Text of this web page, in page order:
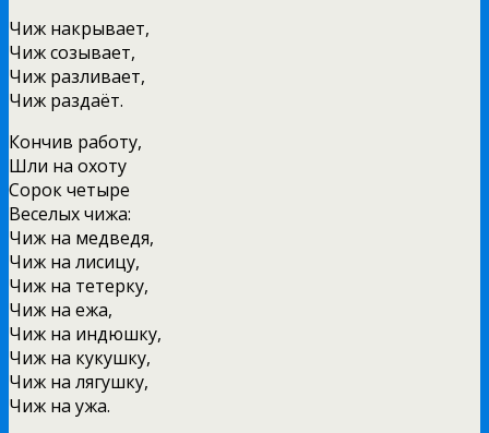
Чиж накрывает,
Чиж созывает,
Чиж разливает,
Чиж раздаёт.
Кончив работу,
Шли на охоту
Сорок четыре
Веселых чижа:
Чиж на медведя,
Чиж на лисицу,
Чиж на тетерку,
Чиж на ежа,
Чиж на индюшку,
Чиж на кукушку,
Чиж на лягушку,
Чиж на ужа.